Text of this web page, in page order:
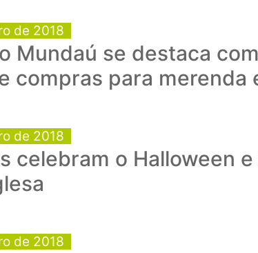
de 2018
Mundaú se destaca
compras para merenda
de 2018
celebram o Halloween
de 2018